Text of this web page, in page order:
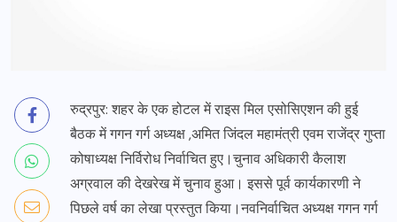
रुद्रपुर: शहर के एक होटल में राइस मिल एसोसिएशन की हुई
बैठक में गगन गर्ग अध्यक्ष ,अमित जिंदल महामंत्री एवम राजेंद्र गुप्ता
कोषाध्यक्ष निर्विरोध निर्वाचित हुए।चुनाव अधिकारी कैलाश
अग्रवाल की देखरेख में चुनाव हुआ। इससे पूर्व कार्यकारणी ने
पिछले वर्ष का लेखा प्रस्तुत किया।नवनिर्वाचित अध्यक्ष गगन गर्ग